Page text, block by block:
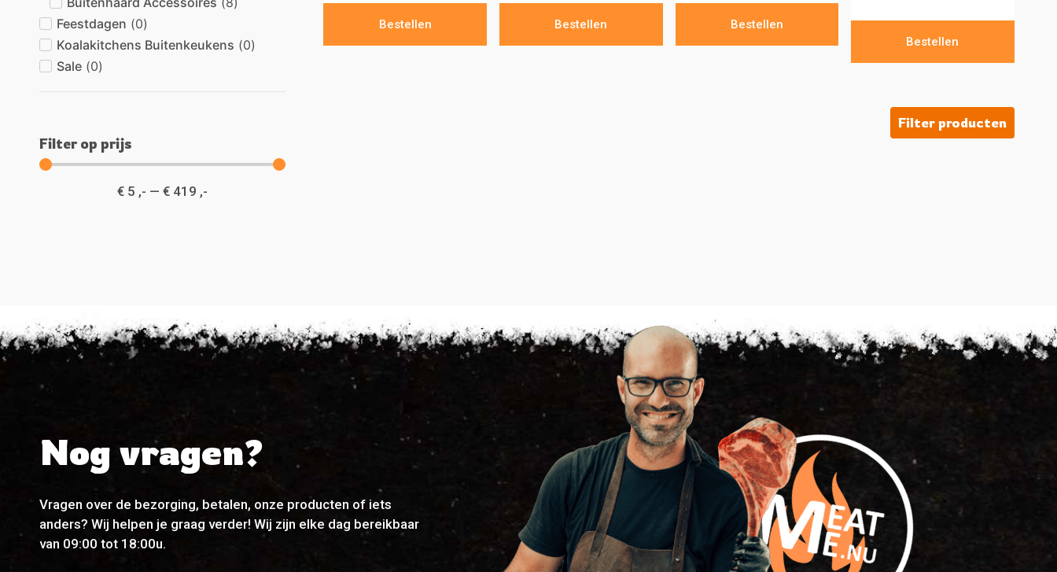
Feestdagen (0)
Koalakitchens Buitenkeukens (0)
Sale (0)
Filter op prijs
€ 5 ,- —€ 419 ,-
Bestellen Bestellen Bestellen
Bestellen
Filter producten
Nog vragen?
Vragen over de bezorging, betalen, onze producten of iets
anders? Wij helpen je graag verder! Wij zijn elke dag bereikbaar
van 09:00 tot 18:00u.